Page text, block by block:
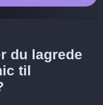
du lagrede
til